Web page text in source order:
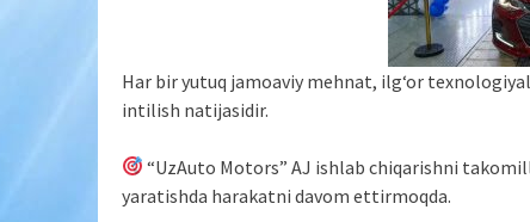
Har bir yutuq jamoaviy mehnat, ilg‘or
intilish natijasidir.
“UzAuto Motors” AJ ishlab chiqarishni
yaratishda harakatni davom ettirmoqda.